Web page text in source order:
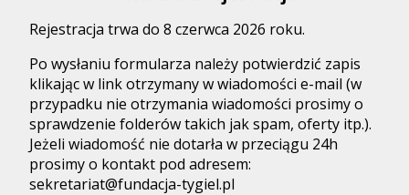
Rejestracja trwa do 8 czerwca 2026 roku.
Po wysłaniu formularza należy potwierdzić zapis
klikając w link otrzymany w wiadomości e-mail (w
przypadku nie otrzymania wiadomości prosimy o
sprawdzenie folderów takich jak spam, oferty itp.).
Jeżeli wiadomość nie dotarła w przeciągu 24h
prosimy o kontakt pod adresem:
sekretariat@fundacja-tygiel.pl